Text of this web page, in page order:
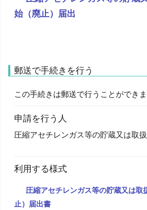
始（廃止）届出
郵送で手続きを行う
この手続きは郵送で行うことができま
申請を行う人
圧縮アセチレンガス等の貯蔵又は取
利用する様式
圧縮アセチレンガス等の貯蔵又は取
止）届出書